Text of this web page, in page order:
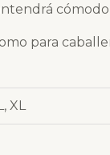
para
XL